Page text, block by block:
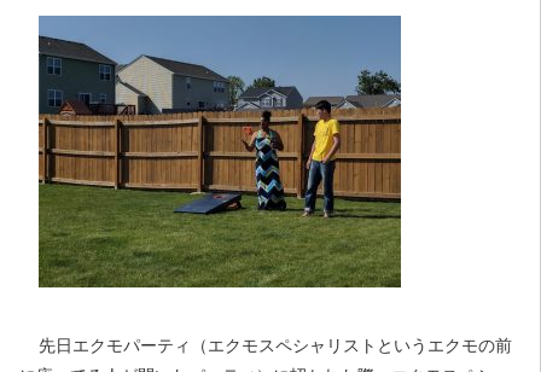
先日エクモパーティ（エクモスペシャリストというエクモの前